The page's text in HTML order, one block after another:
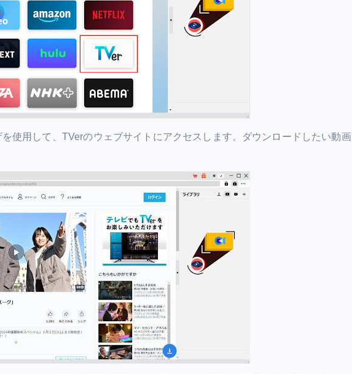
使用して、TVerのウェブサイトにアクセスします。ダウンロードしたい動画